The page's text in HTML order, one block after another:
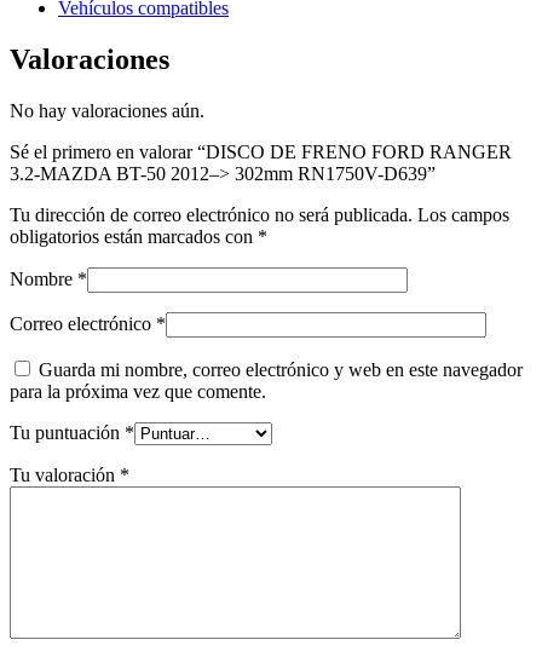
Vehículos compatibles
Valoraciones
No hay valoraciones aún.
Sé el primero en valorar “DISCO DE FRENO FORD RANGER
3.2-MAZDA BT-50 2012–> 302mm RN1750V-D639”
Tu dirección de correo electrónico no será publicada. Los campos
obligatorios están marcados con *
Nombre *
Correo electrónico *
Guarda mi nombre, correo electrónico y web en este navegador
para la próxima vez que comente.
Tu puntuación *
Tu valoración *